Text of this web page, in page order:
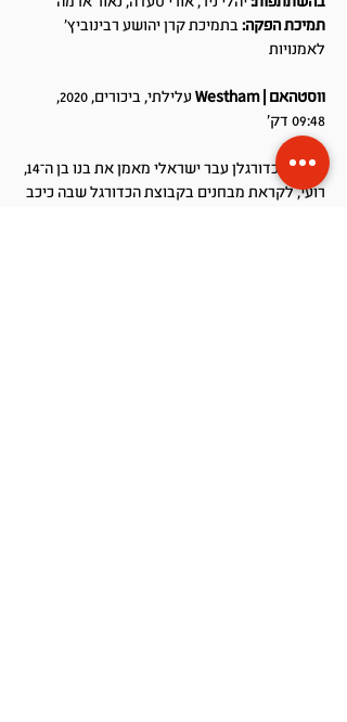
תמיכת הפקה:בתמיכת קרן יהושע רבינוביץ'
לאמנויות
ווסטהאם | Westham
עלילתי, ביכורים, 2020,
09:48 דק'
תקציר:
כדורגלן עבר ישראלי מאמן את בנו בן ה־14,
רועי, לקראת מבחנים בקבוצת הכדורגל שבה כיכב